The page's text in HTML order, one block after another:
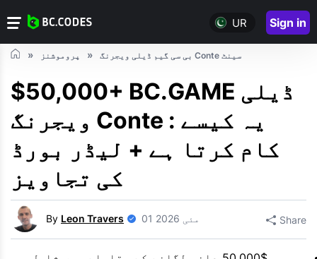
UR Sign in
پروموشنز بی سی گیم ڈیلی ویجرنگ Conte سینٹ
$50,000+ BC.GAME ڈیلی
ویجرنگ Conte : یہ کیسے
کام کرتا ہے + لیڈر بورڈ
کی تجاویز
By Leon Travers 01 مئی 2026 Share